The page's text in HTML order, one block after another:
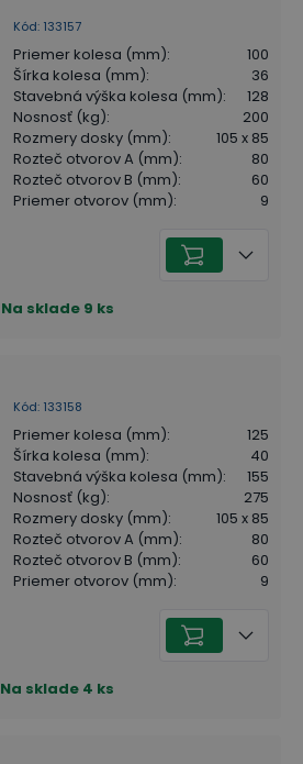
Kód: 133157
Priemer kolesa (mm):
100
Šírka kolesa (mm):
36
Stavebná výška kolesa (mm):
128
Nosnosť (kg):
200
Rozmery dosky (mm):
105 x 85
Rozteč otvorov A (mm):
80
Rozteč otvorov B (mm):
60
Priemer otvorov (mm): 9
Na sklade 9 ks
Kód: 133158
Priemer kolesa (mm):
125
Šírka kolesa (mm):
40
Stavebná výška kolesa (mm):
155
Nosnosť (kg):
275
Rozmery dosky (mm):
105 x 85
Rozteč otvorov A (mm):
80
Rozteč otvorov B (mm):
60
Priemer otvorov (mm): 9
Na sklade 4 ks